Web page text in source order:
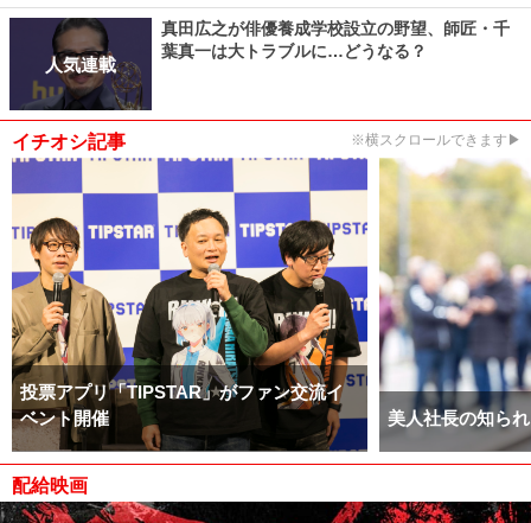
人気連載
真田広之が俳優養成学校設立の野望、師匠・千
葉真一は大トラブルに…どうなる？
イチオシ記事 ※横スクロールできます▶
投票アプリ「TIPSTAR」がファン交流イ
ベント開催
美人社長の知ら
配給映画